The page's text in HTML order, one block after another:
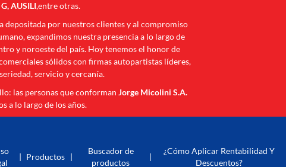
AUSILI,entre otras.
depositada por nuestros clientes y al compromiso
expandimos nuestra presencia a lo largo de
y noroeste del país. Hoy tenemos el honor de
sólidos con firmas autopartistas líderes,
servicio y cercanía.
las personas que conformanJorge Micolini S.A.
a lo largo de los años.
| Productos |
Buscador de
productos
|
¿Cómo Aplicar Rentabilidad Y
Descuentos?